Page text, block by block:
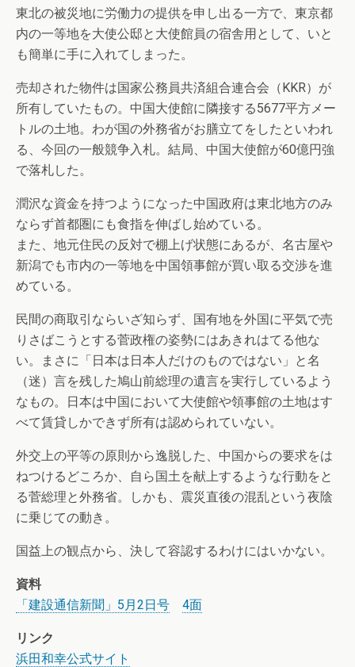
東北の被災地に労働力の提供を申し出る一方で、東京都
内の一等地を大使公邸と大使館員の宿舎用として、いと
も簡単に手に入れてしまった。
売却された物件は国家公務員共済組合連合会（KKR）が
所有していたもの。中国大使館に隣接する5677平方メー
トルの土地。わが国の外務省がお膳立てをしたといわれ
る、今回の一般競争入札。結局、中国大使館が60億円強
で落札した。
潤沢な資金を持つようになった中国政府は東北地方のみ
ならず首都圏にも食指を伸ばし始めている。
また、地元住民の反対で棚上げ状態にあるが、名古屋や
新潟でも市内の一等地を中国領事館が買い取る交渉を進
めている。
民間の商取引ならいざ知らず、国有地を外国に平気で売
りさばこうとする菅政権の姿勢にはあきれはてる他な
い。まさに「日本は日本人だけのものではない」と名
（迷）言を残した鳩山前総理の遺言を実行しているよう
なもの。日本は中国において大使館や領事館の土地はす
べて賃貸しかできず所有は認められていない。
外交上の平等の原則から逸脱した、中国からの要求をは
ねつけるどころか、自ら国土を献上するような行動をと
る菅総理と外務省。しかも、震災直後の混乱という夜陰
に乗じての動き。
国益上の観点から、決して容認するわけにはいかない。
資料
「建設通信新聞」5月2日号
4面
リンク
浜田和幸公式サイト